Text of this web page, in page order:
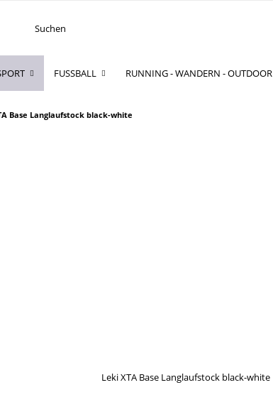
FUSSBALL RUNNING - WANDERN - OUTDOOR
Base Langlaufstock black-white